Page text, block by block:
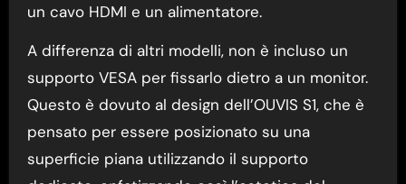
un cavo HDMI e un alimentatore.
A differenza di altri modelli, non è incluso un
supporto VESA per fissarlo dietro a un monitor.
Questo è dovuto al design dell’OUVIS S1, che è
pensato per essere posizionato su una
superficie piana utilizzando il supporto